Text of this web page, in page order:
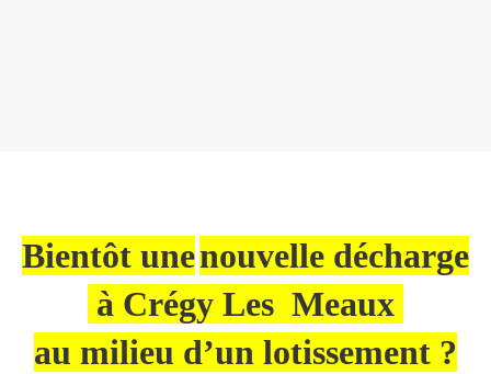
Bientôt unenouvelle décharge
à Crégy Les Meaux
au milieu d’un lotissement ?